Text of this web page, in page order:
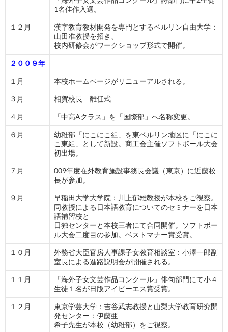
1名佳作入選。
１２月
漢字教育教材開発を専門とするベルリン自由大学：
山田准教授を招き、
校内研修会がワークショップ形式で開催。
２００９年
１月 本校ホームページがリニューアルされる。
３月 相賀校長 離任式
４月 「中高Aクラス」を「国際部」へ名称変更。
６月
幼稚部「にこにこ組」を東ベルリン地区に「にこに
こ東組」として新設。商工会主催ソフトボール大会
初出場。
７月
009年度在外教育施設事務長会議（東京）に近藤校
長が参加。
９月
早稲田大学大学院：川上郁雄教授が本校をご視察。
同教授による日本語教育についてのセミナーを日本
語補習校と
日独センターと本校三者にて合同開催。ソフトボー
ル大会二度目の参加。ベストマナー賞受賞。
１０月
外務省大臣官房人事課子女教育相談室：小澤一郎副
室長による進路説明会が開催される。
１１月
「海外子女文芸作品コンクール」俳句部門にて小４
生徒１名が日版アイビーエス賞受賞。
１２月
東京学芸大学：吉谷武志教授と山梨大学教育研究開
発センター：伊藤亜
希子先生が本校（幼稚部）をご視察。